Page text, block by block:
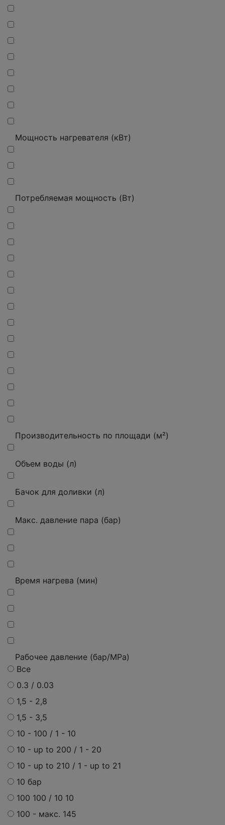
Мощность нагревателя (кВт)
Потребляемая мощность (Вт)
Производительность по площади (м²)
Объем воды (л)
Бачок для доливки (л)
Макс. давление пара (бар)
Время нагрева (мин)
Рабочее давление (бар/MPa)
Все
0.3 / 0.03
1,5 - 2,8
1,5 - 3,5
10 - 100 / 1 - 10
10 - up to 200 / 1 - 20
10 - up to 210 / 1 - up to 21
10 бар
100 100 / 10 10
100 - макс. 145